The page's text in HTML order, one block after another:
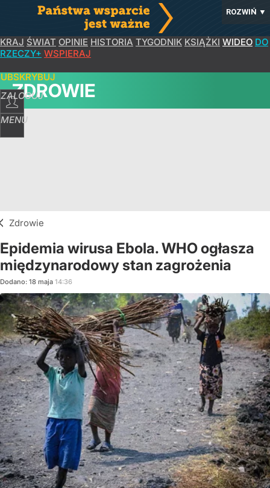
ROZWIŃ ▼
KRAJ ŚWIAT OPINIE HISTORIA TYGODNIK KSIĄŻKI WIDEO DO
RZECZY+ WSPIERAJ
ZALOGUJ
MENU
ZDROWIE
Zdrowie
Epidemia wirusa Ebola. WHO ogłasza
międzynarodowy stan zagrożenia
Dodano: 18 maja 14:36